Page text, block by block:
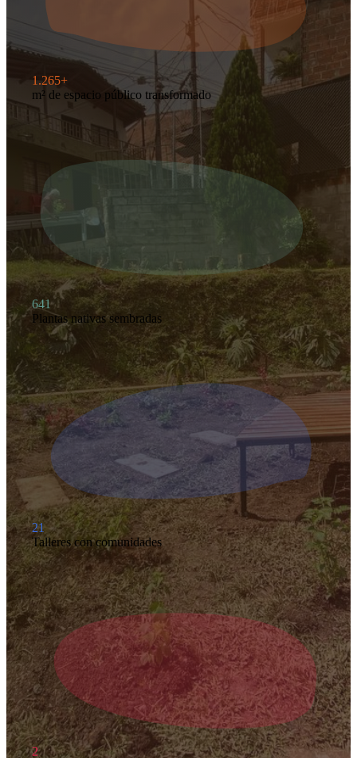
1.265+
m² de espacio público transformado
641
Plantas nativas sembradas
21
Talleres con comunidades
2